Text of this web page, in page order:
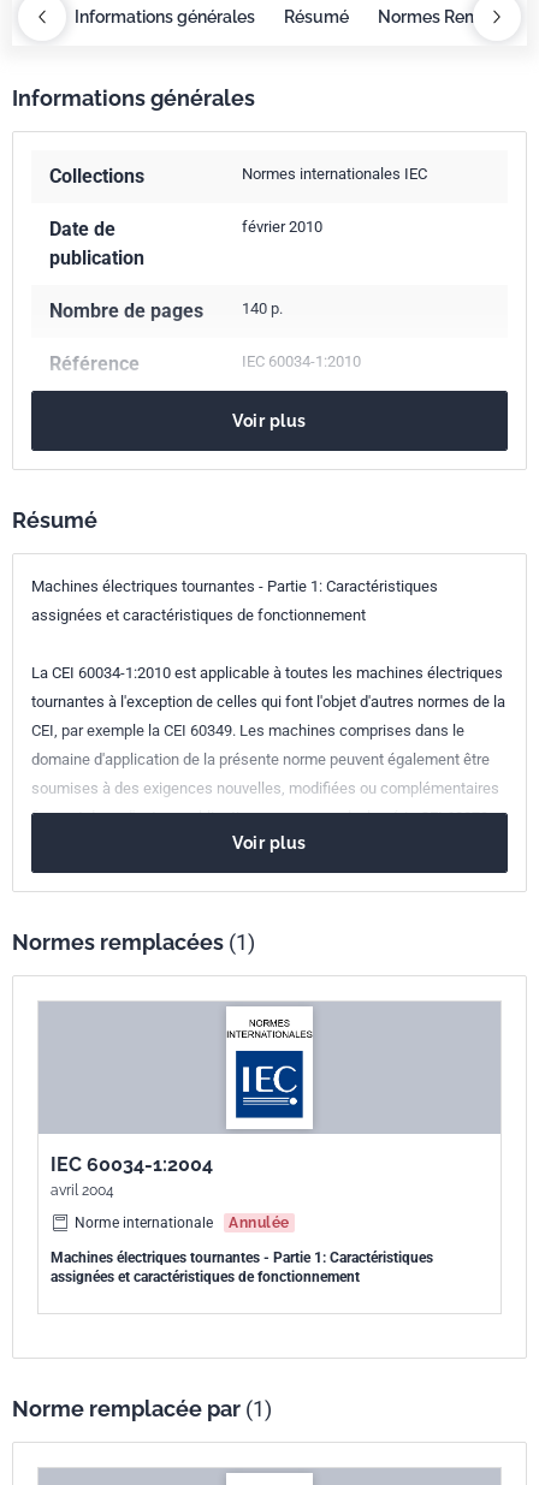
Informations générales Résumé Normes
Informations générales
Collections Normes internationales IEC
Date de
publication
février 2010
Nombre de pages 140 p.
Référence IEC 60034-1:2010
29.160.01Machines électriques tournantes en général
Numéro de tirage
Voir plus
Résumé
Machines électriques tournantes - Partie 1: Caractéristiques
assignées et caractéristiques de fonctionnement
La CEI 60034-1:2010 est applicable à toutes les machines électriques
tournantes à l'exception de celles qui font l'objet d'autres normes de la
CEI, par exemple la CEI 60349. Les machines comprises dans le
domaine d'application de la présente norme peuvent également être
soumises à des exigences nouvelles, modifiées ou complémentaires
figurant dans d'autres publications - par exemple, la série CEI 60079 et
la CEI 60092. Les modification par rapport à l'édition précédente sont
les suivantes:
- reconnaissance du code IE,
Voir plus
Normes remplacées (1)
IEC 60034-1:2004
avril 2004
Norme internationale
Annulée
Machines électriques tournantes - Partie 1: Caractéristiques
assignées et caractéristiques de fonctionnement
Norme remplacée par (1)